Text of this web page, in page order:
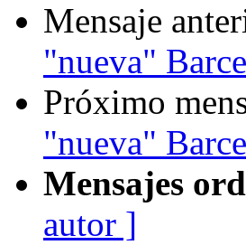
Mensaje
"nueva"
Próximo
"nueva"
Mensajes
autor ]